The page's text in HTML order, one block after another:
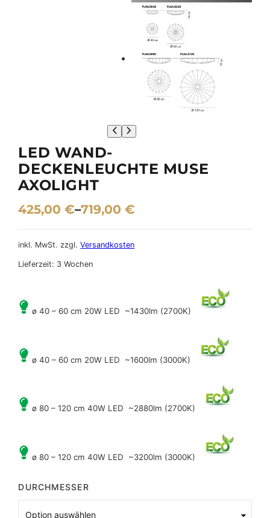
LED WAND-
DECKENLEUCHTE MUSE
AXOLIGHT
425,00€–719,00€
inkl. MwSt. zzgl.Versandkosten
Lieferzeit: 3 Wochen
ø 40 – 60 cm 20W LED ~1430lm (2700K)
ø 40 – 60 cm 20W LED ~1600lm (3000K)
ø 80 – 120 cm 40W LED ~2880lm (2700K)
ø 80 – 120 cm 40W LED ~3200lm (3000K)
DURCHMESSER